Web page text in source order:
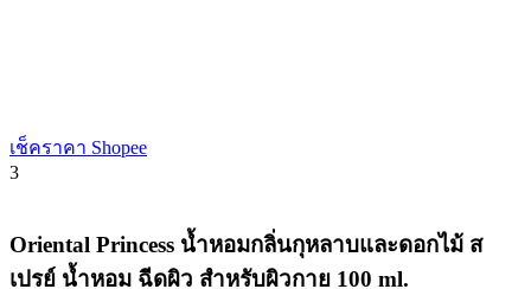
เช็คราคา Shopee
3
Oriental Princess น้ำหอมกลิ่นกุหลาบและดอกไม้ ส
เปรย์ น้ำหอม ฉีดผิว สำหรับผิวกาย 100 ml.